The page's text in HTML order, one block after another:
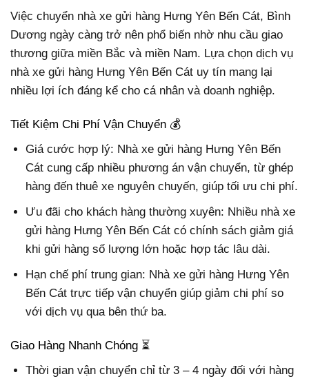
Việc chuyển nhà xe gửi hàng Hưng Yên Bến Cát, Bình
Dương ngày càng trở nên phổ biến nhờ nhu cầu giao
thương giữa miền Bắc và miền Nam. Lựa chọn dịch vụ
nhà xe gửi hàng Hưng Yên Bến Cát uy tín mang lại
nhiều lợi ích đáng kể cho cá nhân và doanh nghiệp.
Tiết Kiệm Chi Phí Vận Chuyển 💰
Giá cước hợp lý: Nhà xe gửi hàng Hưng Yên Bến
Cát cung cấp nhiều phương án vận chuyển, từ ghép
hàng đến thuê xe nguyên chuyến, giúp tối ưu chi phí.
Ưu đãi cho khách hàng thường xuyên: Nhiều nhà xe
gửi hàng Hưng Yên Bến Cát có chính sách giảm giá
khi gửi hàng số lượng lớn hoặc hợp tác lâu dài.
Hạn chế phí trung gian: Nhà xe gửi hàng Hưng Yên
Bến Cát trực tiếp vận chuyển giúp giảm chi phí so
với dịch vụ qua bên thứ ba.
Giao Hàng Nhanh Chóng ⏳
Thời gian vận chuyển chỉ từ 3 – 4 ngày đối với hàng